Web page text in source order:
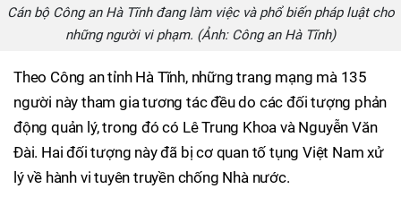
Cán bộ Công an Hà Tĩnh đang làm việc và phổ biến pháp luật cho
những người vi phạm. (Ảnh: Công an Hà Tĩnh)
Theo Công an tỉnh Hà Tĩnh, những trang mạng mà 135
người này tham gia tương tác đều do các đối tượng phản
động quản lý, trong đó có Lê Trung Khoa và Nguyễn Văn
Đài. Hai đối tượng này đã bị cơ quan tố tụng Việt Nam xử
lý về hành vi tuyên truyền chống Nhà nước.